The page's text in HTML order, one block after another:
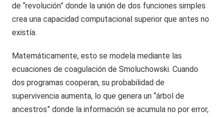
de “revolución” donde la unión de dos funciones simples
crea una capacidad computacional superior que antes no
existía.
Matemáticamente, esto se modela mediante las
ecuaciones de coagulación de Smoluchowski. Cuando
dos programas cooperan, su probabilidad de
supervivencia aumenta, lo que genera un “árbol de
ancestros” donde la información se acumula no por error,